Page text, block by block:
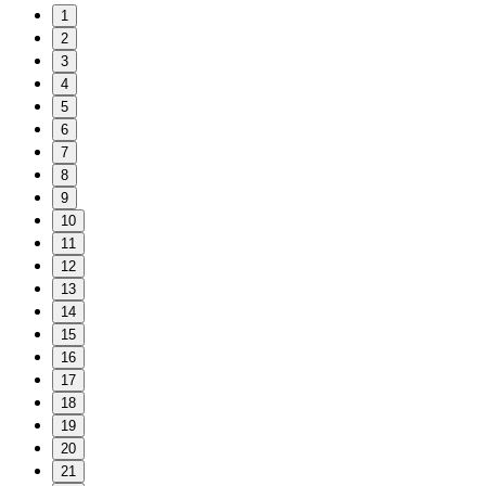
1
2
3
4
5
6
7
8
9
10
11
12
13
14
15
16
17
18
19
20
21